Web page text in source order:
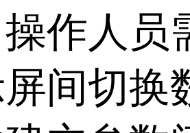
作人员
间切换